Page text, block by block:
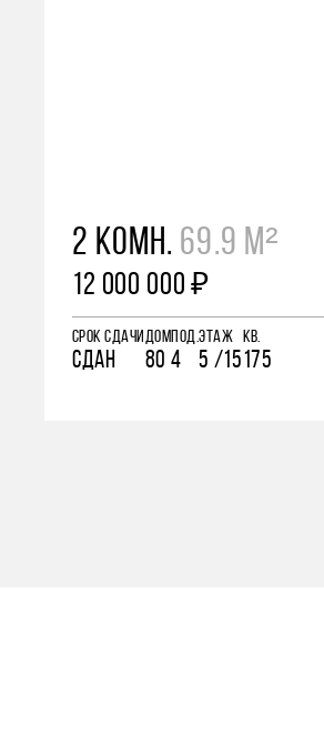
2 КОМН. 69.9 М²
12 000 000 ₽
СРОК СДАЧИ
СДАН
ДОМ
80
ПОД.
4
ЭТАЖ
5 /15
КВ.
175